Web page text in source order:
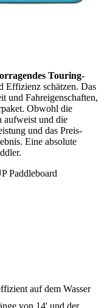
Touring-
Effizienz schätzen. Das
und Fahreigenschaften,
Obwohl die
aufweist und die
und das Preis-
Eine absolute
Paddleboard
auf dem Wasser
von 14' und der